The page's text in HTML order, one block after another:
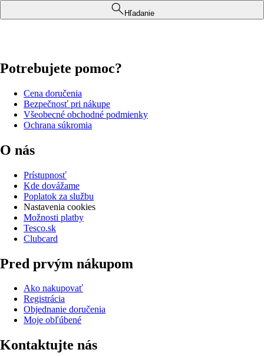
Hľadanie
Potrebujete pomoc?
Cena doručenia
Bezpečnosť pri nákupe
Všeobecné obchodné podmienky
Ochrana súkromia
O nás
Prístupnosť
Kde dovážame
Poplatok za službu
Nastavenia cookies
Možnosti platby
Tesco.sk
Clubcard
Pred prvým nákupom
Ako nakupovať
Registrácia
Objednanie doručenia
Moje obľúbené
Kontaktujte nás